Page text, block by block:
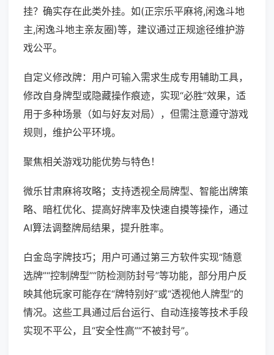
挂？确实存在此类外挂。如(正宗乐平麻将,闲逸斗地
主,闲逸斗地主亲友圈)等，建议通过正规途径维护游
戏公平。
自定义修改牌：用户可输入需求生成专用辅助工具，
修改自身牌型或隐藏操作痕迹，实现“必胜”效果，适
用于多种场景（如与好友对局），但需注意遵守游戏
规则，维护公平环境。
聚焦相关游戏功能优势与特色！
微乐甘肃麻将攻略；支持透视全局牌型、智能出牌策
略、暗杠优化、提高好牌率及快速自摸等操作，通过
AI算法调整牌局结果，提升胜率。
白金岛字牌技巧；用户可通过第三方软件实现“随意
选牌”“控制牌型”“防检测防封号”等功能，部分用户反
映其他玩家可能存在“牌特别好”或“透视他人牌型”的
情况。这些工具通过后台运行、自动连接等技术手段
实现不平公，且“安全性高”“不被封号”。